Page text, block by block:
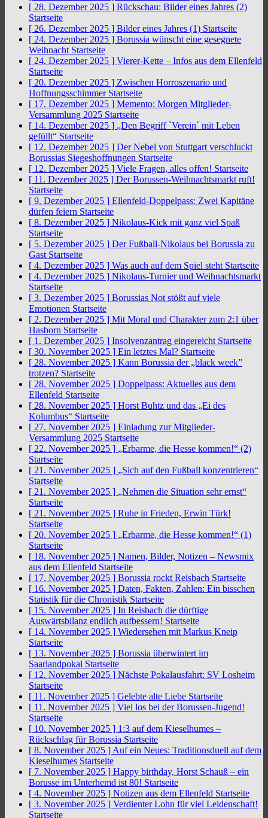
[ 28. Dezember 2025 ] Rückschau: Bilder eines Jahres (2)
Startseite
[ 26. Dezember 2025 ] Bilder eines Jahres (1) Startseite
[ 24. Dezember 2025 ] Borussia wünscht eine gesegnete
Weihnacht Startseite
[ 24. Dezember 2025 ] Vierer-Kette – Infos aus dem Ellenfeld
Startseite
[ 20. Dezember 2025 ] Zwischen Horroszenario und
Hoffnungsschimmer Startseite
[ 17. Dezember 2025 ] Memento: Morgen Mitglieder-
Versammlung 2025 Startseite
[ 14. Dezember 2025 ] „Den Begriff `Verein´ mit Leben
gefüllt“ Startseite
[ 12. Dezember 2025 ] Der Nebel von Stuttgart verschluckt
Borussias Siegeshoffnungen Startseite
[ 12. Dezember 2025 ] Viele Fragen, alles offen! Startseite
[ 11. Dezember 2025 ] Der Borussen-Weihnachtsmarkt ruft!
Startseite
[ 9. Dezember 2025 ] Ellenfeld-Doppelpass: Zwei Kapitäne
dürfen feiern Startseite
[ 8. Dezember 2025 ] Nikolaus-Kick mit ganz viel Spaß
Startseite
[ 5. Dezember 2025 ] Der Fußball-Nikolaus bei Borussia zu
Gast Startseite
[ 4. Dezember 2025 ] Was auch auf dem Spiel steht Startseite
[ 4. Dezember 2025 ] Nikolaus-Turnier und Weihnachtsmarkt
Startseite
[ 3. Dezember 2025 ] Borussias Not stößt auf viele
Emotionen Startseite
[ 2. Dezember 2025 ] Mit Moral und Charakter zum 2:1 über
Hasborn Startseite
[ 1. Dezember 2025 ] Insolvenzantrag eingereicht Startseite
[ 30. November 2025 ] Ein letztes Mal? Startseite
[ 28. November 2025 ] Kann Borussia der „black week”
trotzen? Startseite
[ 28. November 2025 ] Doppelpass: Aktuelles aus dem
Ellenfeld Startseite
[ 28. November 2025 ] Horst Buhtz und das „Ei des
Kolumbus“ Startseite
[ 27. November 2025 ] Einladung zur Mitglieder-
Versammlung 2025 Startseite
[ 22. November 2025 ] „Erbarme, die Hesse kommen!“ (2)
Startseite
[ 21. November 2025 ] „Sich auf den Fußball konzentrieren“
Startseite
[ 21. November 2025 ] „Nehmen die Situation sehr ernst“
Startseite
[ 21. November 2025 ] Ruhe in Frieden, Erwin Türk!
Startseite
[ 20. November 2025 ] „Erbarme, die Hesse kommen!“ (1)
Startseite
[ 18. November 2025 ] Namen, Bilder, Notizen – Newsmix
aus dem Ellenfeld Startseite
[ 17. November 2025 ] Borussia rockt Reisbach Startseite
[ 16. November 2025 ] Daten, Fakten, Zahlen: Ein bisschen
Statistik für die Chronistik Startseite
[ 15. November 2025 ] In Reisbach die dürftige
Auswärtsbilanz endlich aufbessern! Startseite
[ 14. November 2025 ] Wiedersehen mit Markus Kneip
Startseite
[ 13. November 2025 ] Borussia überwintert im
Saarlandpokal Startseite
[ 12. November 2025 ] Nächste Pokalausfahrt: SV Losheim
Startseite
[ 11. November 2025 ] Gelebte alte Liebe Startseite
[ 11. November 2025 ] Viel los bei der Borussen-Jugend!
Startseite
[ 10. November 2025 ] 1:3 auf dem Kieselhumes –
Rückschlag für Borussia Startseite
[ 8. November 2025 ] Auf ein Neues: Traditionsduell auf dem
Kieselhumes Startseite
[ 7. November 2025 ] Happy birthday, Horst Schauß – ein
Borusse im Unterhemd ist 80! Startseite
[ 4. November 2025 ] Notizen aus dem Ellenfeld Startseite
[ 3. November 2025 ] Verdienter Lohn für viel Leidenschaft!
Startseite